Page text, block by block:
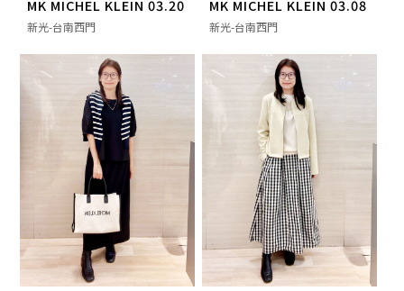
MK MICHEL KLEIN 03.20
新光-台南西門
MK MICHEL KLEIN 03.08
新光-台南西門